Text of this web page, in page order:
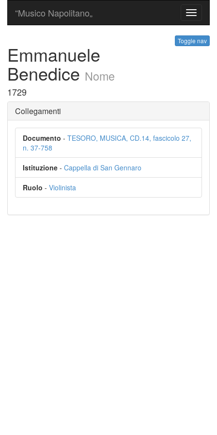
Toggle
“Musico Napolitano„
Toggle nav
Emmanuele
Benedice Nome
1729
Collegamenti
Documento - TESORO, MUSICA, CD.14, fascicolo 27,
n. 37-758
Istituzione - Cappella di San Gennaro
Ruolo - Violinista